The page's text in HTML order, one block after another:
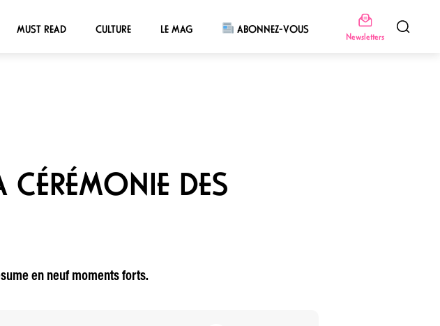
MUST READ CULTURE LE MAG ABONNEZ-VOUS
Newsletters
DES
en neuf moments forts.